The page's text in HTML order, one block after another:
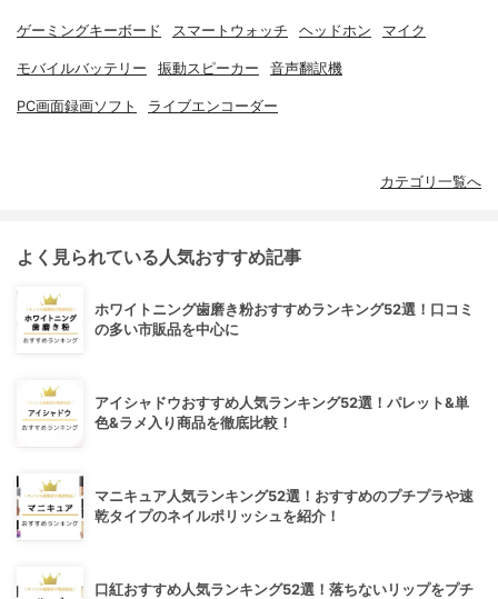
ゲーミングキーボード スマートウォッチ ヘッドホン マイク
モバイルバッテリー 振動スピーカー 音声翻訳機
PC画面録画ソフト ライブエンコーダー
カテゴリ一覧へ
よく見られている人気おすすめ記事
ホワイトニング歯磨き粉おすすめランキング52選！口コミ
の多い市販品を中心に
アイシャドウおすすめ人気ランキング52選！パレット&単
色&ラメ入り商品を徹底比較！
マニキュア人気ランキング52選！おすすめのプチプラや速
乾タイプのネイルポリッシュを紹介！
口紅おすすめ人気ランキング52選！落ちないリップをプチ